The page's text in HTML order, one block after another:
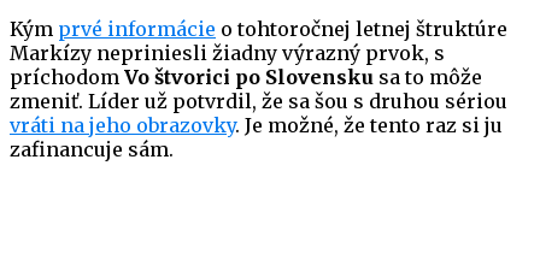
Kým prvé informácie o tohtoročnej letnej štruktúre
Markízy nepriniesli žiadny výrazný prvok, s
príchodom Vo štvorici po Slovensku sa to môže
zmeniť. Líder už potvrdil, že sa šou s druhou sériou
vráti na jeho obrazovky. Je možné, že tento raz si ju
zafinancuje sám.